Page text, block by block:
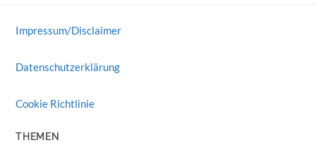
Impressum/Disclaimer
Datenschutzerklärung
Cookie Richtlinie
THEMEN